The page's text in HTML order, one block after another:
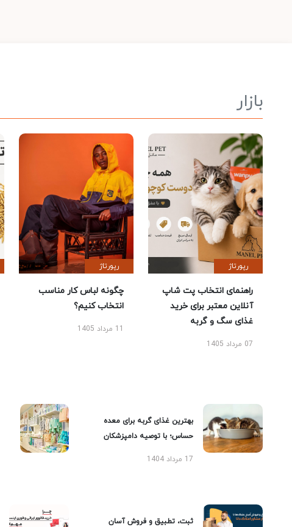
بازار
رپورتاژ
راهنمای انتخاب پت شاپ
آنلاین معتبر برای خرید
غذای سگ و گربه
07 مرداد 1405
رپورتاژ
چگونه لباس کار مناسب
انتخاب کنیم؟
11 مرداد 1405
بهترین غذای گربه برای معده
حساس؛ با توصیه دامپزشکان
17 مرداد 1404
ثبت، تطبیق و فروش آسان